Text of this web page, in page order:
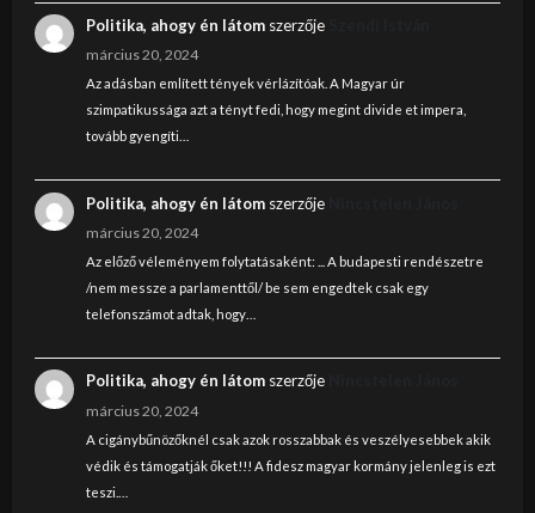
Politika, ahogy én látomszerzője
március 20, 2024
Az adásban említett tények vérlázítóak. A Magyar úr
szimpatikussága azt a tényt fedi, hogy megint divide et impera,
tovább gyengíti…
Politika, ahogy én látomszerzője
március 20, 2024
Az előző véleményem folytatásaként: ... A budapesti rendészetre
/nem messze a parlamenttől/ be sem engedtek csak egy
telefonszámot adtak, hogy…
Politika, ahogy én látomszerzője
március 20, 2024
A cigánybűnözőknél csak azok rosszabbak és veszélyesebbek akik
védik és támogatják őket!!! A fidesz magyar kormány jelenleg is ezt
teszi.…